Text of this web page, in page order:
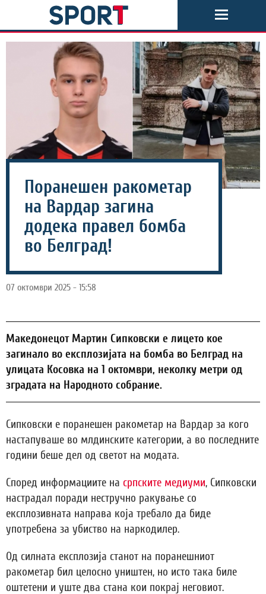
Поранешен ракометар
на Вардар загина
додека правел бомба
во Белград!
07 октомври 2025 - 15:58
Македонецот Мартин Сипковски е лицето кое
загинало во експлозијата на бомба во Белград на
улицата Косовка на 1 октомври, неколку метри од
зградата на Народното собрание.
Сипковски е поранешен ракометар на Вардар за кого
настапуваше во млдинските категории, а во последните
години беше дел од светот на модата.
Според информациите на српските медиуми, Сипковски
настрадал поради нестручно ракување со
експлозивната направа која требало да биде
употребена за убиство на наркодилер.
Од силната експлозија станот на поранешниот
ракометар бил целосно уништен, но исто така биле
оштетени и уште два стана кои покрај неговиот.